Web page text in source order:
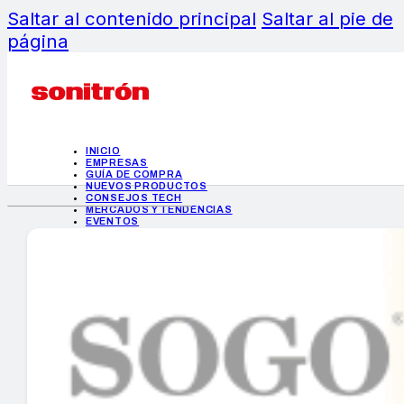
Saltar al contenido principal Saltar al pie de
página
INICIO
EMPRESAS
GUÍA DE COMPRA
NUEVOS PRODUCTOS
CONSEJOS TECH
MERCADOS Y TENDENCIAS
EVENTOS
INICIO
EMPRESAS